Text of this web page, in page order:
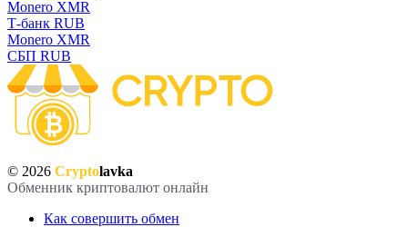
Monero XMR
Т-банк RUB
Monero XMR
СБП RUB
© 2026 Cryptolavka
Обменник криптовалют онлайн
Как совершить обмен